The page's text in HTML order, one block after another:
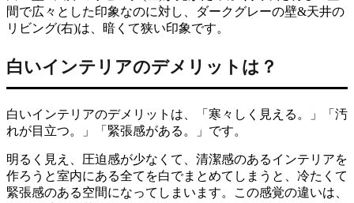
間で広々とした印象なのに対し、ダークグレーの壁&天井の
リビング(右)は、暗くて狭い印象です。
白いインテリアのデメリットは？
白いインテリアのデメリットは、「寒々しく見える。」「汚
れが目立つ。」「緊張感がある。」です。
明るく見え、圧迫感が少なくて、清潔感のあるインテリアを
作ろうと室内にある全てを白でまとめてしまうと、冷たくて
緊張感のある空間になってしまいます。この感覚の違いは、